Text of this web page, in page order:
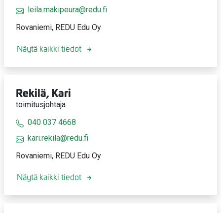
leila.makipeura@redu.fi
Rovaniemi, REDU Edu Oy
Näytä kaikki tiedot
Rekilä, Kari
toimitusjohtaja
040 037 4668
kari.rekila@redu.fi
Rovaniemi, REDU Edu Oy
Näytä kaikki tiedot